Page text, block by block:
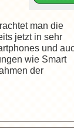
man die
jetzt in sehr
und
wie Smart
der